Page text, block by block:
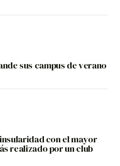
sus campus de verano
con el mayor
realizado por un club